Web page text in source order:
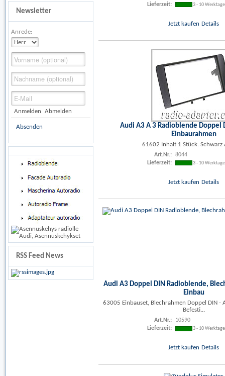
Newsletter
Anrede:
Anmelden Abmelden
Absenden
RSS Feed News
Lieferzeit:
3 - 10 Werktage
Jetzt kaufen Details
Audi A3 A 3 Radioblende Doppel
Einbaurahmen
61602 Inhalt 1 Stück. Schwarz
Art.Nr.:
8044
Lieferzeit:
3 - 10 Werktage
Jetzt kaufen Details
Audi A3 Doppel DIN Radioblende,
Einbau
63005 Einbauset, Blechrahmen Doppel DIN -
Befesti...
Art.Nr.:
10590
Lieferzeit:
3 - 10 Werktage
Jetzt kaufen Details